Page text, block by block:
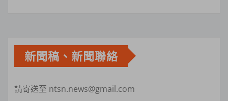
新聞稿、新聞聯絡
請寄送至 ntsn.news@gmail.com